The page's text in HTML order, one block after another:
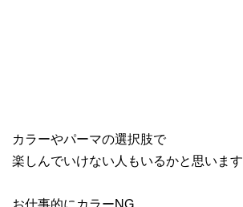
カラーやパーマの選択肢で
楽しんでいけない人もいるかと思います